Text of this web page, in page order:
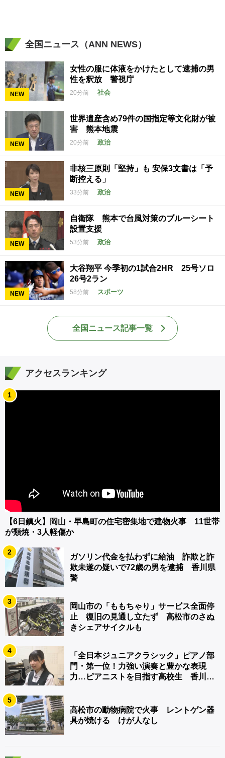
全国ニュース（ANN NEWS）
NEW
女性の服に体液をかけたとして逮捕の男
性を釈放 警視庁
20分前 社会
NEW
世界遺産含め79件の国指定等文化財が被
害 熊本地震
20分前 政治
NEW
非核三原則「堅持」も 安保3文書は「予
断控える」
33分前 政治
NEW
自衛隊 熊本で台風対策のブルーシート
設置支援
53分前 政治
NEW
大谷翔平 今季初の1試合2HR 25号ソロ
26号2ラン
58分前 スポーツ
全国ニュース記事一覧
アクセスランキング
1
【6日鎮火】岡山・早島町の住宅密集地で建物火事 11世帯
が類焼・3人軽傷か
2
ガソリン代金を払わずに給油 詐欺と詐
欺未遂の疑いで72歳の男を逮捕 香川県
警
3
岡山市の「ももちゃり」サービス全面停
止 復旧の見通し立たず 高松市のさぬ
きシェアサイクルも
4
「全日本ジュニアクラシック」ピアノ部
門・第一位！力強い演奏と豊かな表現
力…ピアニストを目指す高校生 香川
5
高松市の動物病院で火事 レントゲン器
具が焼ける けが人なし